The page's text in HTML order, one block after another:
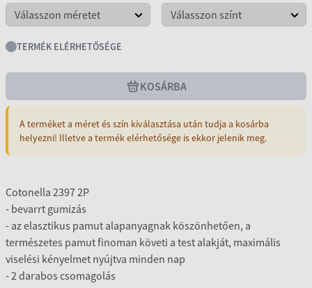
TERMÉK ELÉRHETŐSÉGE
KOSÁRBA
A terméket a méret és szín kiválasztása után tudja a kosárba
helyezni! Illetve a termék elérhetősége is ekkor jelenik meg.
Cotonella 2397 2P
- bevarrt gumizás
- az elasztikus pamut alapanyagnak köszönhetően, a
természetes pamut finoman követi a test alakját, maximális
viselési kényelmet nyújtva minden nap
- 2 darabos csomagolás